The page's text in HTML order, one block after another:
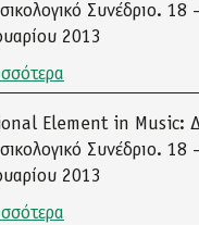
Συνέδριο. 18
2013
Element in Music:
Συνέδριο. 18
2013